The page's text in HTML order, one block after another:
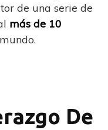
de una serie de
más de 10
De